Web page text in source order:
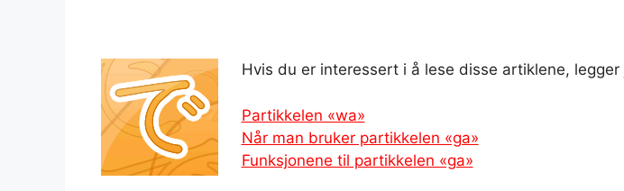
Hvis du er interessert i å lese disse artiklene,
Partikkelen «wa»
Når man bruker partikkelen «ga»
Funksjonene til partikkelen «ga»